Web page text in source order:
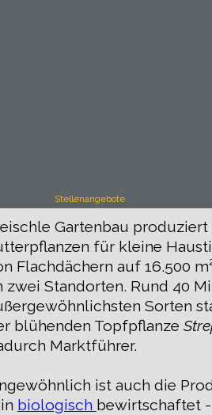
▼
Stellenangebote
Gartenbau
für kleine
Flachdächern auf 16.500
zwei Standorten. Rund 40
Sorten
blühenden Topfpflanze
Marktführer.
ist auch die
biologisch bewirtschaftet